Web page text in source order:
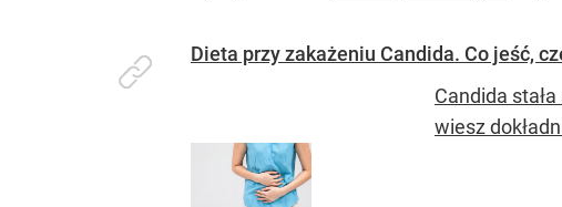
Dieta przy zakażeniu Candida. Co jeść,
Candida
wiesz